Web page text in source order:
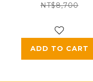
【KS】凍齡奇肌精
(30ml*2)
NT$8,700
ADD TO CART